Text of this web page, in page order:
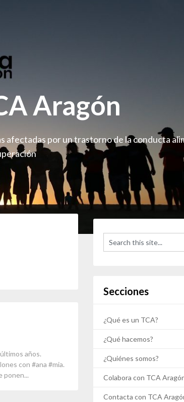
Aragón
afectadas por un trastorno de la conducta
años.
con #ana #mia.
ponen...
Secciones
¿Qué es un TCA?
¿Qué hacemos?
¿Quiénes somos?
Colabora con TCA
Contacta con TCA